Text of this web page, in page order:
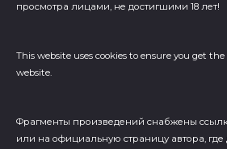
просмотра лицами, не достигшими 18 лет!
This website uses cookies to ensure you get
website.
Фрагменты произведений cнабжены
или на официальную страницу автора, где